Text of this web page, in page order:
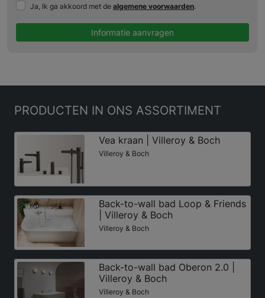
Ja, Ik ga akkoord met de algemene voorwaarden.
Informatie aanvragen
PRODUCTEN IN ONS ASSORTIMENT
Vea kraan | Villeroy & Boch
Villeroy & Boch
Back-to-wall bad Loop & Friends
| Villeroy & Boch
Villeroy & Boch
Back-to-wall bad Oberon 2.0 |
Villeroy & Boch
Villeroy & Boch